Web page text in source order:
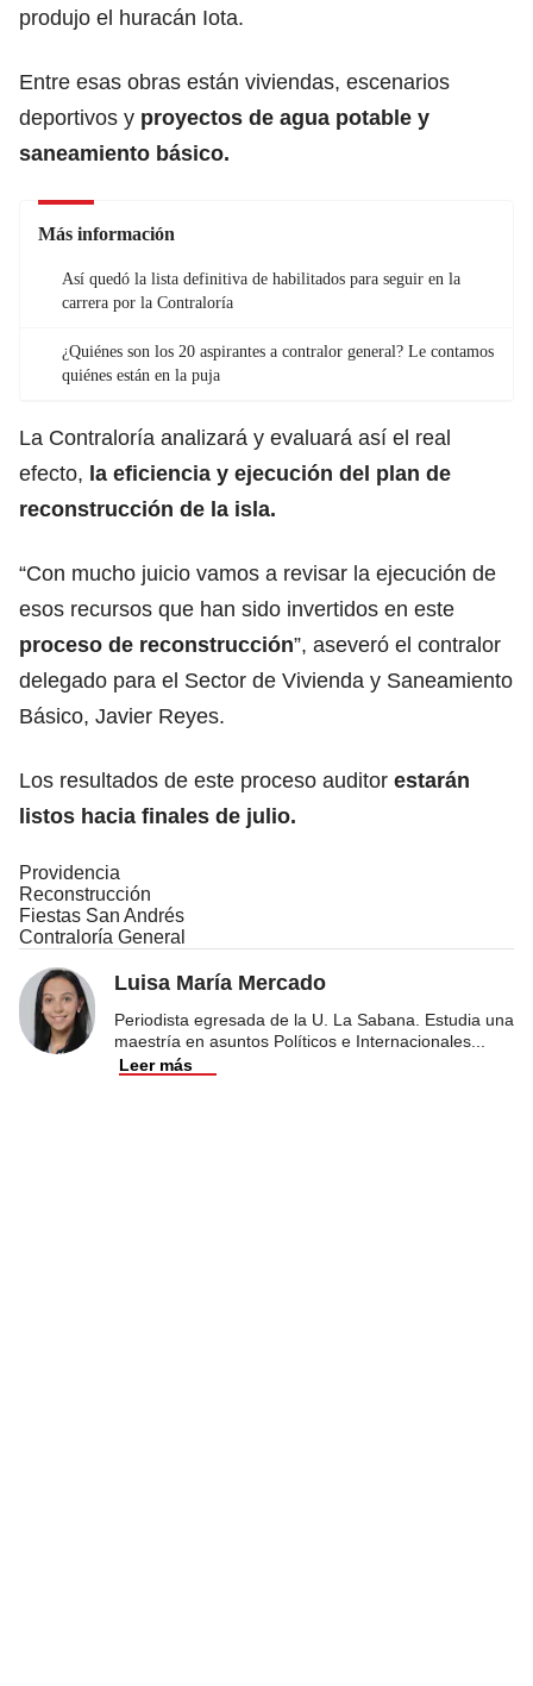
produjo el huracán Iota.
Entre esas obras están viviendas, escenarios
deportivos y proyectos de agua potable y
saneamiento básico.
Más información
Así quedó la lista definitiva de habilitados para seguir en la
carrera por la Contraloría
¿Quiénes son los 20 aspirantes a contralor general? Le contamos
quiénes están en la puja
La Contraloría analizará y evaluará así el real
efecto, la eficiencia y ejecución del plan de
reconstrucción de la isla.
“Con mucho juicio vamos a revisar la ejecución de
esos recursos que han sido invertidos en este
proceso de reconstrucción”, aseveró el contralor
delegado para el Sector de Vivienda y Saneamiento
Básico, Javier Reyes.
Los resultados de este proceso auditor estarán
listos hacia finales de julio.
Providencia
Reconstrucción
Fiestas San Andrés
Contraloría General
Luisa María Mercado
Periodista egresada de la U. La Sabana. Estudia una
maestría en asuntos Políticos e Internacionales
Leer más